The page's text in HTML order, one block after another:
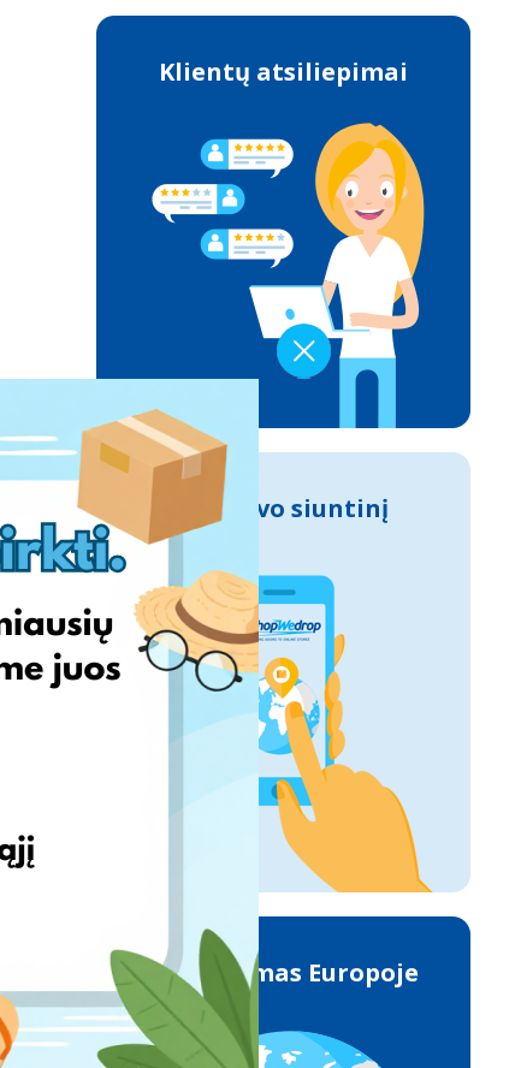
Klientų atsiliepimai
Sek savo siuntinį
Pristatymas Europoje